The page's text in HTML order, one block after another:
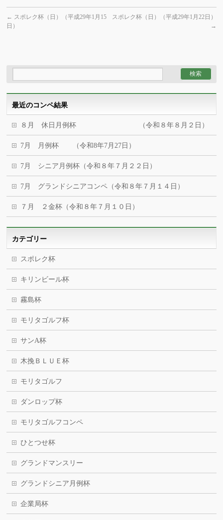
← スポレク杯（日）（平成29年1月15
日）
スポレク杯（日）（平成29年1月22日）
→
最近のコンペ結果
８月 休日月例杯 （令和８年８月２日）
7月 月例杯 （令和8年7月27日）
7月 シニア月例杯（令和８年７月２２日）
7月 グランドシニアコンペ（令和８年７月１４日）
７月 ２金杯（令和８年７月１０日）
カテゴリー
スポレク杯
キリンビール杯
霧島杯
モリタゴルフ杯
サンA杯
木挽ＢＬＵＥ杯
モリタゴルフ
ダンロップ杯
モリタゴルフコンペ
ひとつせ杯
グランドマンスリー
グランドシニア月例杯
企業局杯